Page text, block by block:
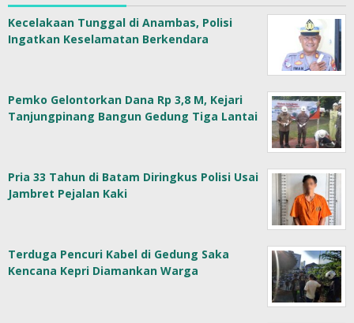
Kecelakaan Tunggal di Anambas, Polisi
Ingatkan Keselamatan Berkendara
Pemko Gelontorkan Dana Rp 3,8 M, Kejari
Tanjungpinang Bangun Gedung Tiga Lantai
Pria 33 Tahun di Batam Diringkus Polisi Usai
Jambret Pejalan Kaki
Terduga Pencuri Kabel di Gedung Saka
Kencana Kepri Diamankan Warga